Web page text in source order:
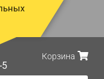
5
Корзина